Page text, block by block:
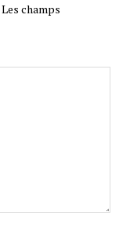
Les champs